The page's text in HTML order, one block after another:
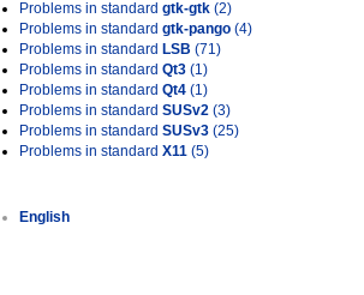
Problems in standard gtk-gtk (2)
Problems in standard gtk-pango (4)
Problems in standard LSB (71)
Problems in standard Qt3 (1)
Problems in standard Qt4 (1)
Problems in standard SUSv2 (3)
Problems in standard SUSv3 (25)
Problems in standard X11 (5)
English